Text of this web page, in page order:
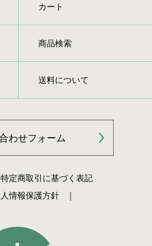
カート
商品検索
送料について
わせフォーム
特定商取引に基づく表記
情報保護方針